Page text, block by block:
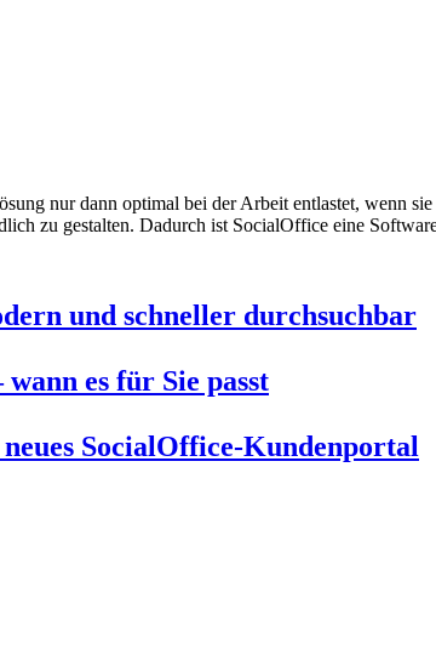
nur dann optimal bei der Arbeit entlastet, wenn
zu gestalten. Dadurch ist SocialOffice eine
und schneller durchsuchbar
es für Sie passt
SocialOffice-Kundenportal